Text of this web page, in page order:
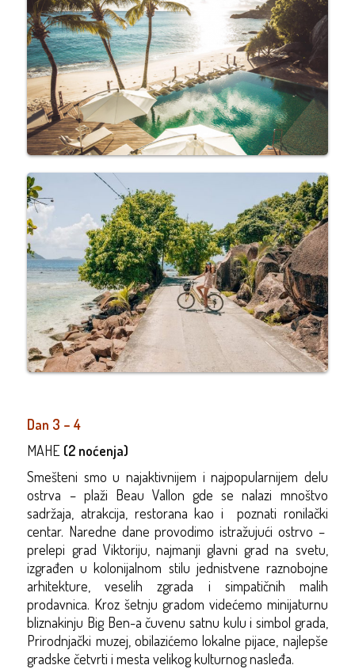
Dan 3 – 4
MAHE (2 noćenja)
Smešteni smo u najaktivnijem i najpopularnijem delu
ostrva – plaži Beau Vallon gde se nalazi mnoštvo
sadržaja, atrakcija, restorana kao i poznati ronilački
centar. Naredne dane provodimo istražujući ostrvo –
prelepi grad Viktoriju, najmanji glavni grad na svetu,
izgrađen u kolonijalnom stilu jednistvene raznobojne
arhitekture, veselih zgrada i simpatičnih malih
prodavnica. Kroz šetnju gradom videćemo minijaturnu
bliznakinju Big Ben-a čuvenu satnu kulu i simbol grada,
Prirodnjački muzej, obilazićemo lokalne pijace, najlepše
gradske četvrti i mesta velikog kulturnog nasleđa.